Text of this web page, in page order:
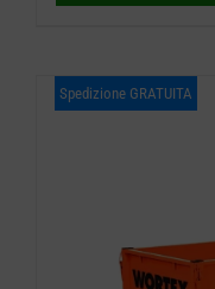
Spedizione GRATUITA